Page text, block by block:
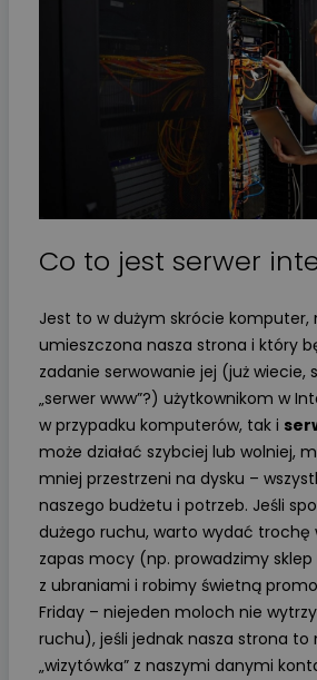
Co to jest serwer
Jest to w dużym skrócie komputer,
umieszczona nasza strona i który
zadanie serwowanie jej (już wiecie,
„serwer www”?) użytkownikom w
w przypadku komputerów, tak i
może działać szybciej lub wolniej,
mniej przestrzeni na dysku –
naszego budżetu i potrzeb. Jeśli
dużego ruchu, warto wydać trochę
zapas mocy (np. prowadzimy
z ubraniami i robimy świetną
Friday – niejeden moloch nie
ruchu), jeśli jednak nasza strona to
„wizytówka” z naszymi danymi